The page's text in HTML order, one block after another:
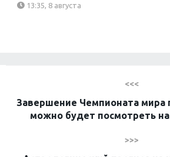
13:35, 8 августа
<<<
Завершение Чемпионата мира
можно будет посмотреть
>>>